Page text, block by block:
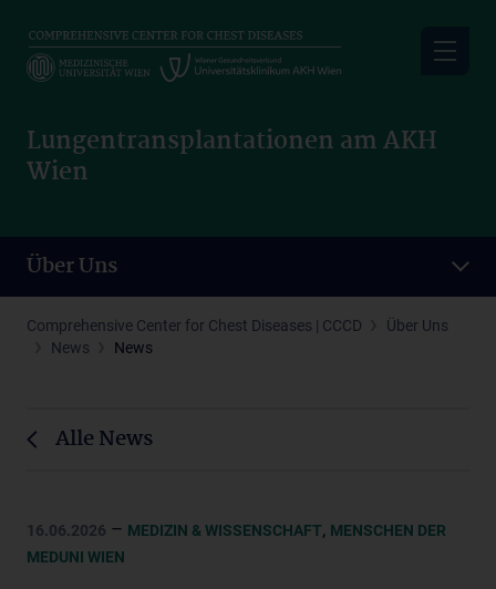
main
Lungentransplantationen am AKH
Wien
Über Uns
Comprehensive Center for Chest Diseases | CCCD
Über Uns
News
News
Alle News
16.06.2026 – MEDIZIN & WISSENSCHAFT, MENSCHEN DER
MEDUNI WIEN